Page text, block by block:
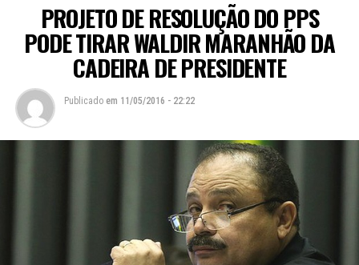
PROJETO DE RESOLUÇÃO DO PPS
PODE TIRAR WALDIR MARANHÃO DA
CADEIRA DE PRESIDENTE
Publicado em 11/05/2016 - 22:22